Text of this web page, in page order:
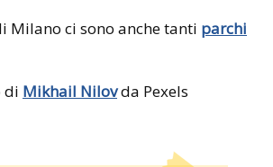
Milano ci sono anche tanti parchi
di Mikhail Nilovda Pexels